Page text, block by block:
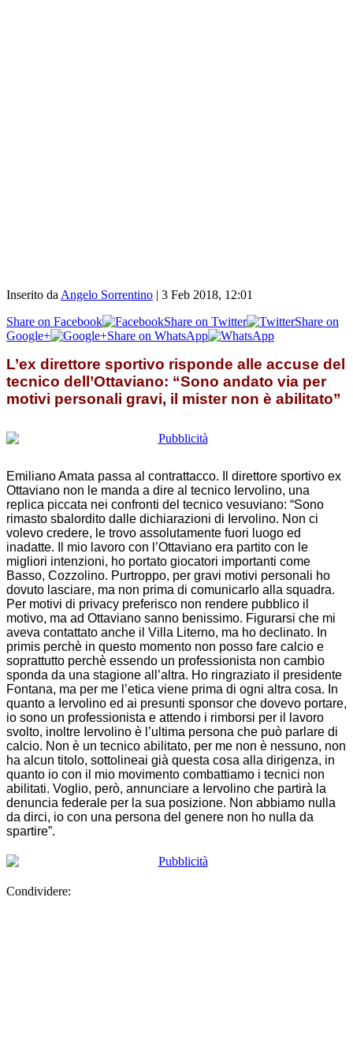
Inserito da Angelo Sorrentino | 3 Feb 2018, 12:01
Share on Facebook
Share on Twitter
Share on
Google+
Share on WhatsApp
L’ex direttore sportivo risponde alle accuse del
tecnico dell’Ottaviano: “Sono andato via per
motivi personali gravi, il mister non è abilitato”
Emiliano Amata passa al contrattacco. Il direttore sportivo ex
Ottaviano non le manda a dire al tecnico Iervolino, una
replica piccata nei confronti del tecnico vesuviano: “Sono
rimasto sbalordito dalle dichiarazioni di Iervolino. Non ci
volevo credere, le trovo assolutamente fuori luogo ed
inadatte. Il mio lavoro con l’Ottaviano era partito con le
migliori intenzioni, ho portato giocatori importanti come
Basso, Cozzolino. Purtroppo, per gravi motivi personali ho
dovuto lasciare, ma non prima di comunicarlo alla squadra.
Per motivi di privacy preferisco non rendere pubblico il
motivo, ma ad Ottaviano sanno benissimo. Figurarsi che mi
aveva contattato anche il Villa Literno, ma ho declinato. In
primis perchè in questo momento non posso fare calcio e
soprattutto perchè essendo un professionista non cambio
sponda da una stagione all’altra. Ho ringraziato il presidente
Fontana, ma per me l’etica viene prima di ogni altra cosa. In
quanto a Iervolino ed ai presunti sponsor che dovevo portare,
io sono un professionista e attendo i rimborsi per il lavoro
svolto, inoltre Iervolino è l’ultima persona che può parlare di
calcio. Non è un tecnico abilitato, per me non è nessuno, non
ha alcun titolo, sottolineai già questa cosa alla dirigenza, in
quanto io con il mio movimento combattiamo i tecnici non
abilitati. Voglio, però, annunciare a Iervolino che partirà la
denuncia federale per la sua posizione. Non abbiamo nulla
da dirci, io con una persona del genere non ho nulla da
spartire”.
Condividere: